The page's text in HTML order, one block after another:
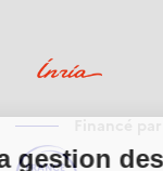
Financé par